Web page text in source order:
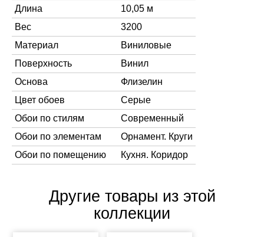
Длина
10,05 м
Вес
3200
Материал
Виниловые
Поверхность
Винил
Основа
Флизелин
Цвет обоев
Серые
Обои по стилям
Современный
Обои по элементам
Орнамент. Круги
Обои по помещению
Кухня. Коридор
Другие товары из этой
коллекции